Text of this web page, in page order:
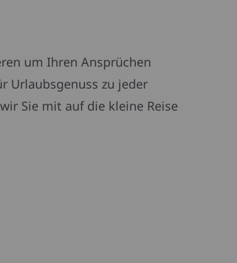
um Ihren Ansprüchen
Urlaubsgenuss zu jeder
Sie mit auf die kleine Reise